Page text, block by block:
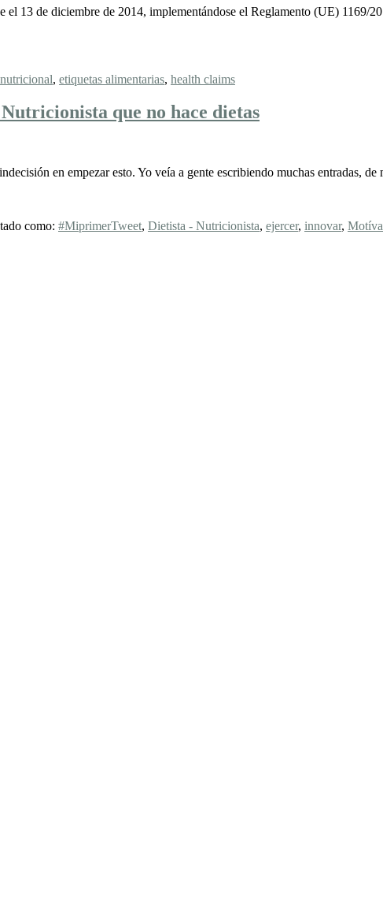
13 de diciembre de 2014, implementándose el Reglamento (UE) 1169/
, etiquetas alimentarias, health claims
que no hace dietas
en empezar esto. Yo veía a gente escribiendo muchas entradas,
como: #MiprimerTweet, Dietista - Nutricionista, ejercer, innovar,